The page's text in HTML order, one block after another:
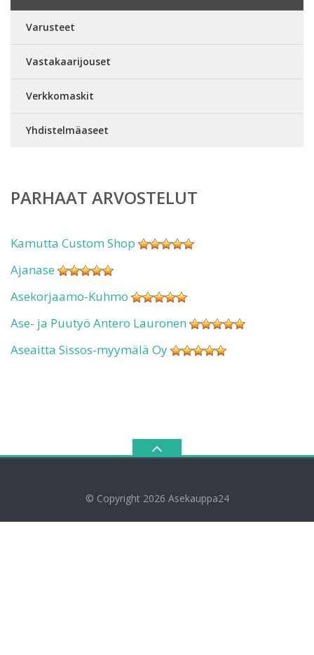
Varusteet
Vastakaarijouset
Verkkomaskit
Yhdistelmäaseet
PARHAAT ARVOSTELUT
Kamutta Custom Shop
Ajanase
Asekorjaamo-Kuhmo
Ase- ja Puutyö Antero Lauronen
Aseaitta Sissos-myymälä Oy
© Copyright 2026 Asekauppa24